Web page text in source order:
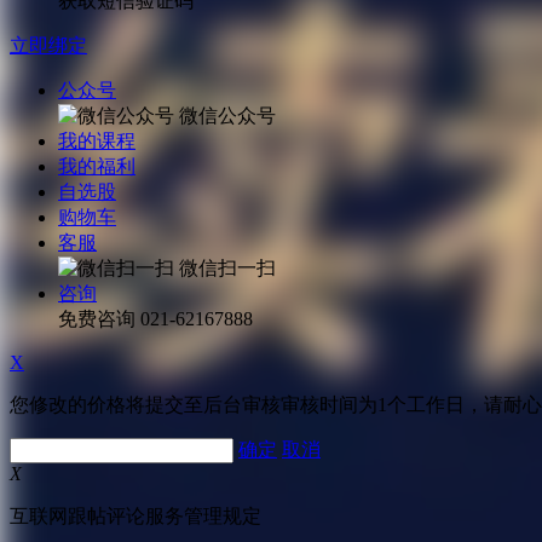
立即绑定
公众号
微信公众号
我的课程
我的福利
自选股
购物车
客服
微信扫一扫
咨询
免费咨询 021-62167888
X
您修改的价格将提交至后台审核审核时间为1个工作日，请耐
确定 取消
X
互联网跟帖评论服务管理规定